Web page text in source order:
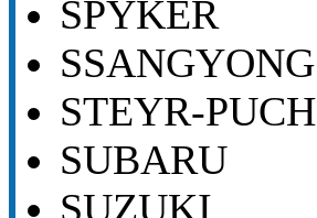
SPYKER
SSANGYONG
STEYR-PUCH
SUBARU
SUZUKI